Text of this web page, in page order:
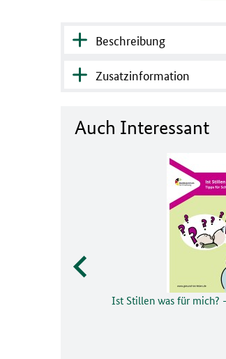
Beschreibung
Zusatzinformation
Auch Interessant
Ist Stillen was für mich?